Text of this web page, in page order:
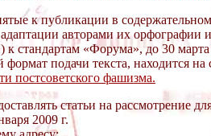
к публикации в
авторами их орфографии
к стандартам «Форума», до 30
подачи текста, находится на
постсоветского фашизма.
статьи на рассмотрение
2009 г.